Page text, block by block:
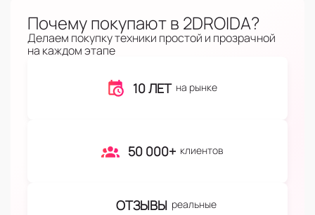
Почему покупают в 2DROIDA?
Делаем покупку техники простой и прозрачной
на каждом этапе
10 ЛЕТ на рынке
50 000+ клиентов
ОТЗЫВЫ реальные